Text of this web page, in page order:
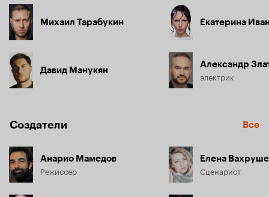
Михаил Тарабукин
Давид Манукян
Екатерина
Александр
электрик
Создатели Все
Анарио Мамедов
Режиссёр
Елена
Сценарист